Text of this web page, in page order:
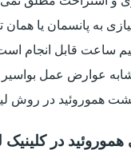
به پانسمان یا همان
ساعت قابل انجام
عوارض عمل بواسیر
هموروئید در روش
در کلینیک